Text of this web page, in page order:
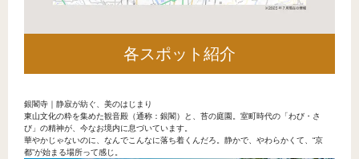
各スポット紹介
銀閣寺｜静寂が紡ぐ、美のはじまり
東山文化の粋を集めた観音殿（通称：銀閣）と、苔の庭園。室町時代の「わび・さ
び」の精神が、今なお境内に息づいています。
華やかじゃないのに、なんでこんなに落ち着くんだろ。静かで、やわらかくて、“京
都”が始まる場所って感じ。